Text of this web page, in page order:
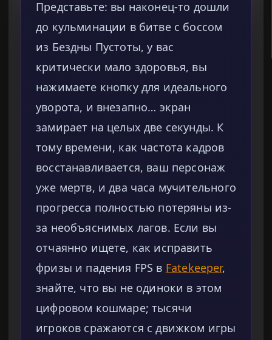
Представьте: вы наконец-то дошли
до кульминации в битве с боссом
из Бездны Пустоты, у вас
критически мало здоровья, вы
нажимаете кнопку для идеального
уворота, и внезапно… экран
замирает на целых две секунды. К
тому времени, как частота кадров
восстанавливается, ваш персонаж
уже мертв, и два часа мучительного
прогресса полностью потеряны из-
за необъяснимых лагов. Если вы
отчаянно ищете, как исправить
фризы и падения FPS в Fatekeeper,
знайте, что вы не одиноки в этом
цифровом кошмаре; тысячи
игроков сражаются с движком игры